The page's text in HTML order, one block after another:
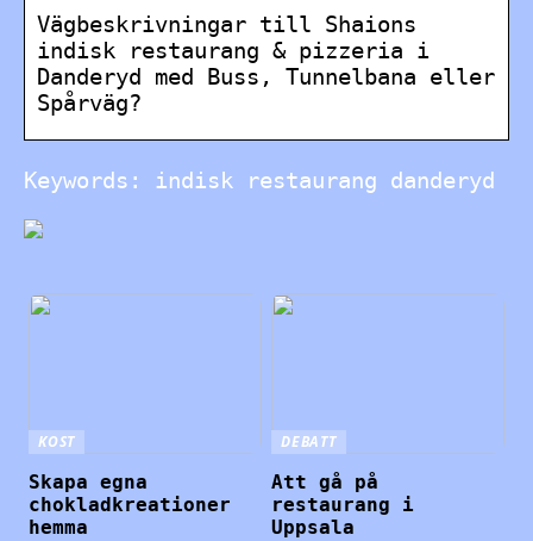
Vägbeskrivningar till Shaions
indisk restaurang & pizzeria i
Danderyd med Buss, Tunnelbana eller
Spårväg?
Keywords: indisk restaurang danderyd
KOST
Skapa egna
chokladkreationer
hemma
DEBATT
Att gå på
restaurang i
Uppsala